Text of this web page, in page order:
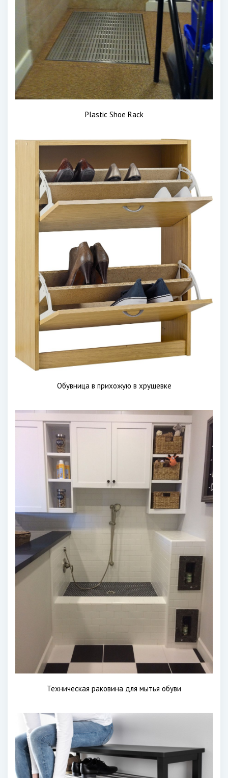
Plastic Shoe Rack
Обувница в прихожую в хрущевке
Техническая раковина для мытья обуви